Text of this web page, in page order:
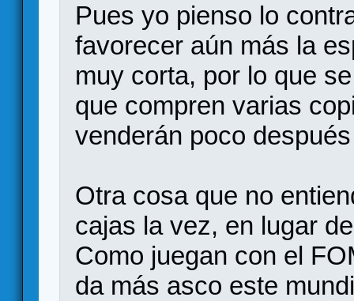
Pues yo pienso lo
favorecer aún más la
muy corta, por lo que
que compren varias
venderán poco
Otra cosa que no
cajas la vez, en lugar
Como juegan con el
da más asco este